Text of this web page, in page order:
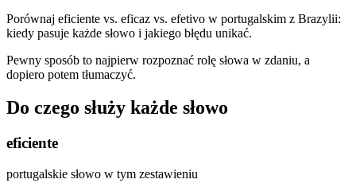
Porównaj eficiente vs. eficaz vs. efetivo w portugalskim z Brazylii:
kiedy pasuje każde słowo i jakiego błędu unikać.
Pewny sposób to najpierw rozpoznać rolę słowa w zdaniu, a
dopiero potem tłumaczyć.
Do czego służy każde słowo
eficiente
portugalskie słowo w tym zestawieniu